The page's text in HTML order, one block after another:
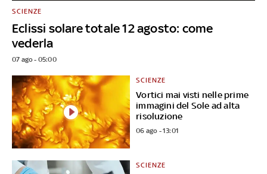
Eclissi solare totale 12 agosto: come
vederla
SCIENZE
07 ago - 05:00
Vortici mai visti nelle prime
immagini del Sole ad alta
risoluzione
SCIENZE
06 ago - 13:01
SCIENZE